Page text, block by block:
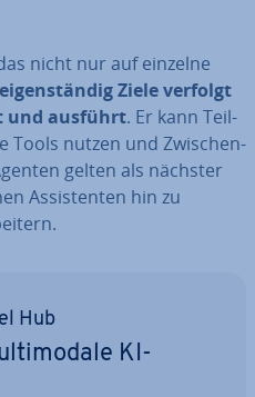
nicht nur auf einzelne
ei­gen­stän­dig Ziele verfolgt
und ausführt. Er kann Teil­
Tools nutzen und Zwi­schen­
gelten als nächster
As­sis­ten­ten hin zu
Hub
KI-